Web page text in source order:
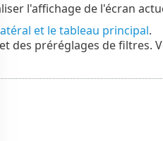
l'affichage de l'écran
et le tableau principal.
et des préréglages de filtres.